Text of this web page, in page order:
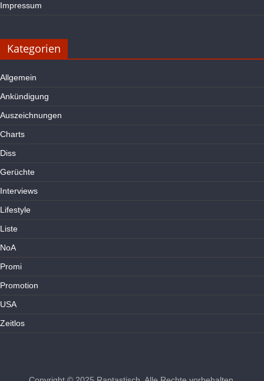
Impressum
Kategorien
Allgemein
Ankündigung
Auszeichnungen
Charts
Diss
Gerüchte
Interviews
Lifestyle
Liste
NoA
Promi
Promotion
USA
Zeitlos